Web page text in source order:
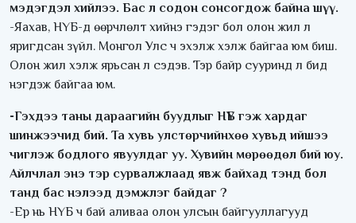
мэдэгдэл хийлээ. Бас л содон сонсогдож байна шүү.
-Яахав, НҮБ-д өөрчлөлт хийнэ гэдэг бол олон жил л
яригдсан зүйл. Монгол Улс ч эхэлж хэлж байгаа юм биш.
Олон жил хэлж ярьсан л сэдэв. Тэр байр сууринд л бид
нэгдэж байгаа юм.
-Гэхдээ таны дараагийн буудлыг НҮБ гэж хардаг
шинжээчид бий. Та хувь улстөрчийнхөө хувьд ийшээ
чиглэж бодлого явуулдаг уу. Хувийн мөрөөдөл бий юу.
Айлчлал энэ тэр сурвалжлаад явж байхад тэнд бол
танд бас нэлээд дэмжлэг байдаг ?
-Ер нь НҮБ ч бай аливаа олон улсын байгууллагууд